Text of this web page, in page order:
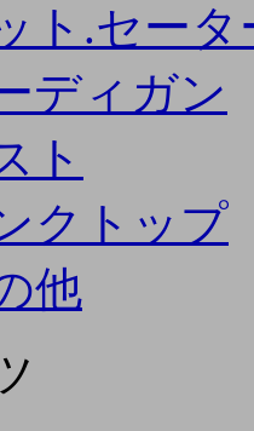
ト.セータ
ディガン
ト
クトップ
他